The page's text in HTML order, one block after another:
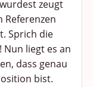
zeugt
Referenzen
Sprich die
liegt es an
dass genau
bist.